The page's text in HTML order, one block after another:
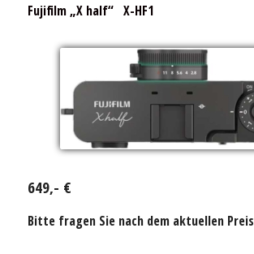
Fujifilm „X half“ X-HF1
649,- €
Bitte fragen Sie nach dem aktuellen Preis